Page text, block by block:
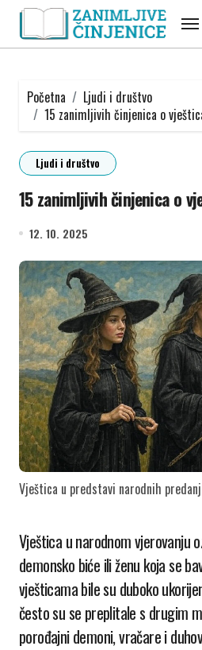
content
Početna
Ljudi i društvo
15 zanimljivih činjenica o
Ljudi i društvo
15 zanimljivih činjenica o
12. 10. 2025
Vještica u predstavi narodnih
Vješticau narodnom vjerovanju
demonsko biće ili ženu koja se
vješticama bile su duboko
često su se preplitale s drugim
porođajni demoni, vračare i